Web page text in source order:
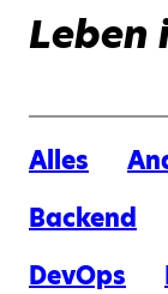
Leben
Alles
Backend
DevOps